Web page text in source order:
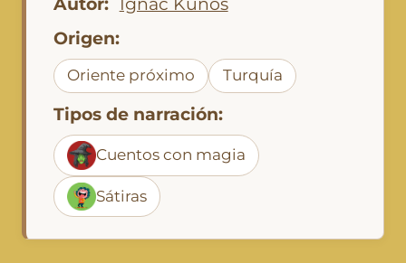
Origen:
Oriente próximo Turquía
Tipos de narración:
Cuentos con magia
Sátiras